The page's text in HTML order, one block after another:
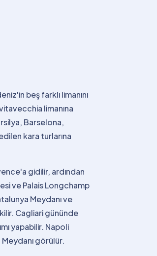
beş farklı limanını
limanına
Barselona,
kara turlarına
gidilir, ardından
ve Palais Longchamp
Meydanı ve
Cagliari gününde
yapabilir. Napoli
görülür.